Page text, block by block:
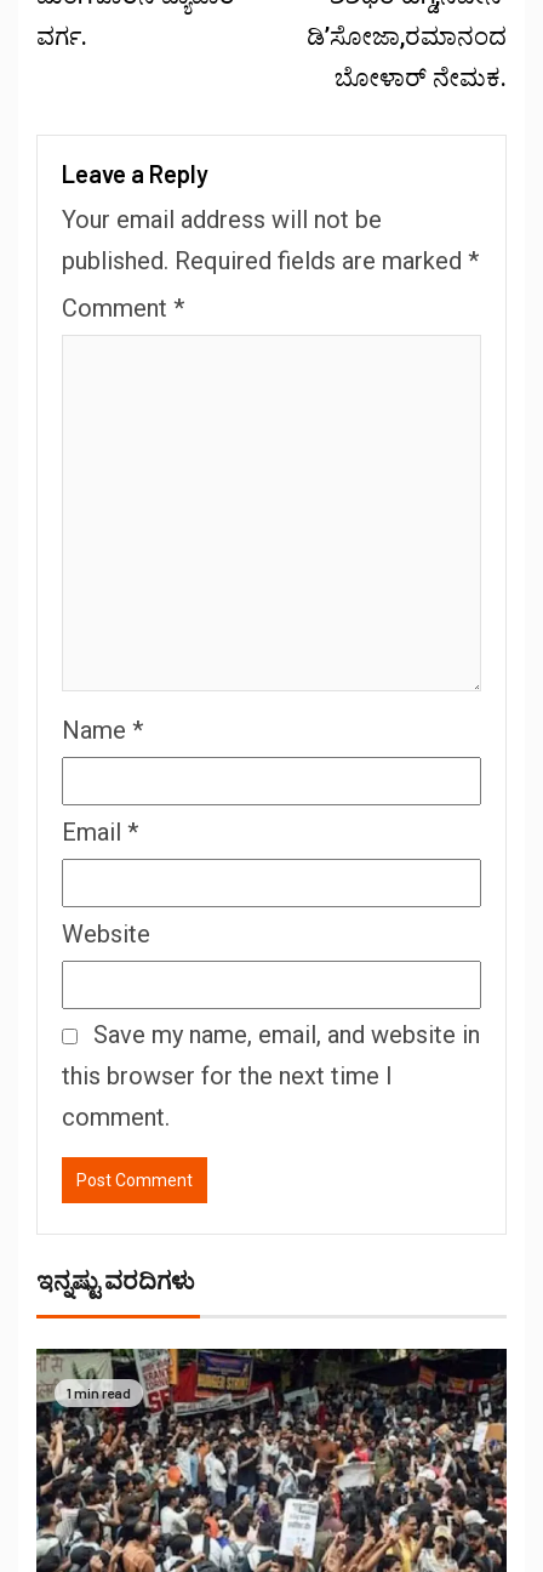
ವರ್ಗ.
ಡಿ’ಸೋಜಾ,ರಮಾನಂದ
ಬೋಳಾರ್ ನೇಮಕ.
Leave a Reply
Your email address will not be
published. Required fields are marked *
Comment *
Name *
Email *
Website
Save my name, email, and website in
this browser for the next time I
comment.
ಇನ್ನಷ್ಟು ವರದಿಗಳು
1 min read